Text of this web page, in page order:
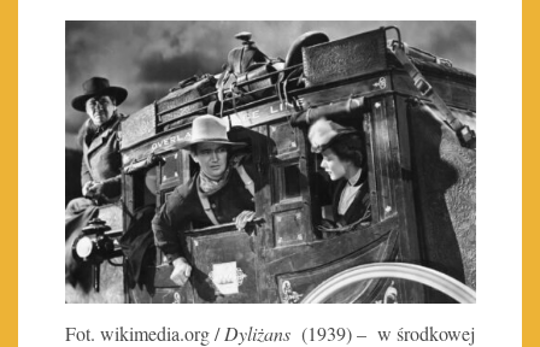
Fot. wikimedia.org /Dyliżans (1939) – w środkowej